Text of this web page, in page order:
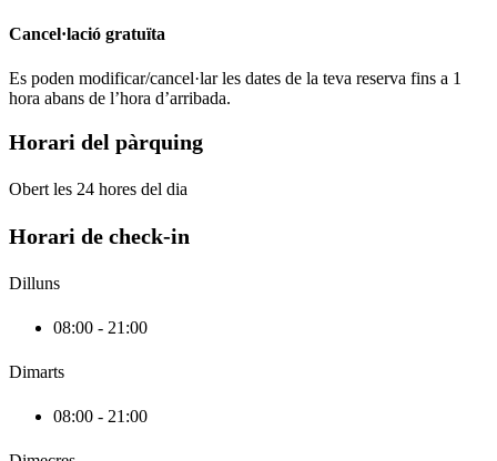
Cancel·lació gratuïta
Es poden modificar/cancel·lar les dates de la teva reserva fins a 1
hora abans de l’hora d’arribada.
Horari del pàrquing
Obert les 24 hores del dia
Horari de check-in
Dilluns
08:00 - 21:00
Dimarts
08:00 - 21:00